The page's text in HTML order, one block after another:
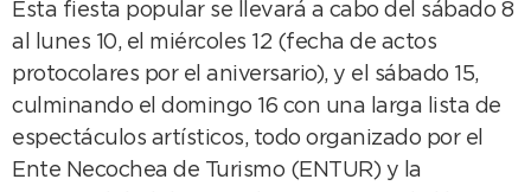
Esta fiesta popular se llevará a cabo del sábado 8
al lunes 10, el miércoles 12 (fecha de actos
protocolares por el aniversario), y el sábado 15,
culminando el domingo 16 con una larga lista de
espectáculos artísticos, todo organizado por el
Ente Necochea de Turismo (ENTUR) y la